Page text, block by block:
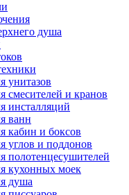
душа
унитазов
и кранов
инсталляций
ванн
кабин и боксов
углов и поддонов
полотенцесушителей
кухонных моек
душа